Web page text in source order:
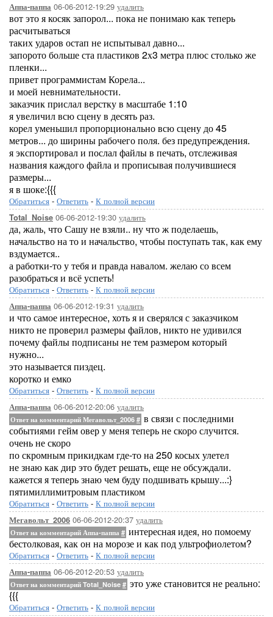
Аппа-паппа 06-06-2012-19:29 удалить
вот это я косяк запорол... пока не понимаю как теперь
расчитываться
таких ударов остап не испытывал давно...
запорото больше ста пластиков 2х3 метра плюс столько же
пленки...
привет программистам Корела...
и моей невнимательности.
заказчик прислал верстку в масштабе 1:10
я увеличил всю сцену в десять раз.
корел уменьшил пропорционально всю сцену до 45
метров... до ширины рабочего поля. без предупреждения.
я экспортировал и послал файлы в печать, отслеживая
названия каждого файла и прописывая получившиеся
размеры...
я в шоке:{{{
Обратиться - Ответить - К полной версии
Total_Noise 06-06-2012-19:30 удалить
да, жаль, что Сашу не взяли.. ну что ж поделаешь,
начальство на то и начальство, чтобы поступать так, как ему
вздумается..
а работки-то у тебя и правда навалом. желаю со всем
разобраться и всё успеть!
Обратиться - Ответить - К полной версии
Аппа-паппа 06-06-2012-19:31 удалить
и что самое интересное, хоть я и сверялся с заказчиком
никто не проверил размеры файлов, никто не удивился
почему файлы подписаны не тем размером который
нужно...
это называется пиздец.
коротко и емко
Обратиться - Ответить - К полной версии
Аппа-паппа 06-06-2012-20:06 удалить
Ответ на комментарий Мегавольт_2006 # в связи с последними
событиями гейм овер у меня теперь не скоро случится.
очень не скоро
по скромным прикидкам где-то на 250 косых улетел
не знаю как дир это будет решать, еще не обсуждали.
кажется я теперь знаю чем буду подшивать крышу...:}
пятимиллимитровым пластиком
Обратиться - Ответить - К полной версии
Мегавольт_2006 06-06-2012-20:37 удалить
Ответ на комментарий Аппа-паппа # интересная идея, но помоему
бестолковая, как он на морозе и как под ультрофиолетом?
Обратиться - Ответить - К полной версии
Аппа-паппа 06-06-2012-20:53 удалить
Ответ на комментарий Total_Noise # это уже становится не реально:
{{{
Обратиться - Ответить - К полной версии